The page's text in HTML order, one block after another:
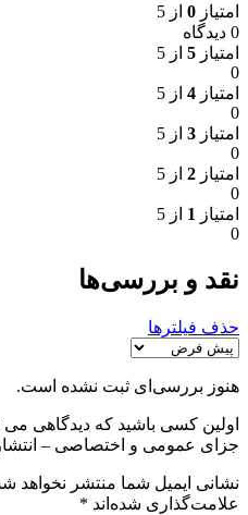
امتیاز 0 از 5
0 دیدگاه
امتیاز 5 از 5
0
امتیاز 4 از 5
0
امتیاز 3 از 5
0
امتیاز 2 از 5
0
امتیاز 1 از 5
0
نقد و بررسی‌ها
حذف فیلترها
هنوز بررسی‌ای ثبت نشده است.
اولین کسی باشید که دیدگاهی
جزای عمومی و اختصاصی –
نشانی ایمیل شما منتشر نخواهد
علامت‌گذاری شده‌اند *